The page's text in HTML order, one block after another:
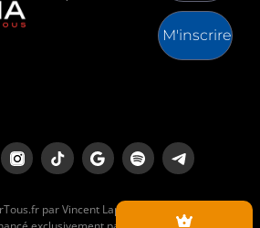
M'inscrire
par Vincent Lapierre est un média